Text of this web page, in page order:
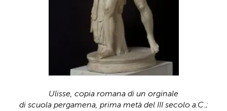
Ulisse, copia romana di un orginale
di scuola pergamena, prima metà del III secolo a.C.;